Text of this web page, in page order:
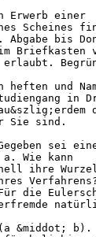
Erwerb einer
Scheines
Abgabe bis
Briefkasten
erlaubt.
heften und
in
Sie sind.
sei
Wie kann
ihre Wurzel
die
&middot; b).